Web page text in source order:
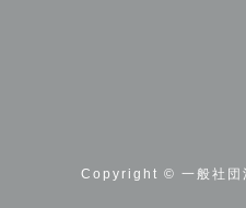
Copyright © 一般社団